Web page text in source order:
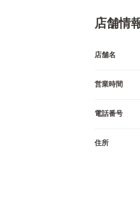
店舗情
店舗名
営業時間
電話番号
住所